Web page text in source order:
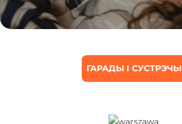
ГАРАДЫ І СУСТРЭЧЫ